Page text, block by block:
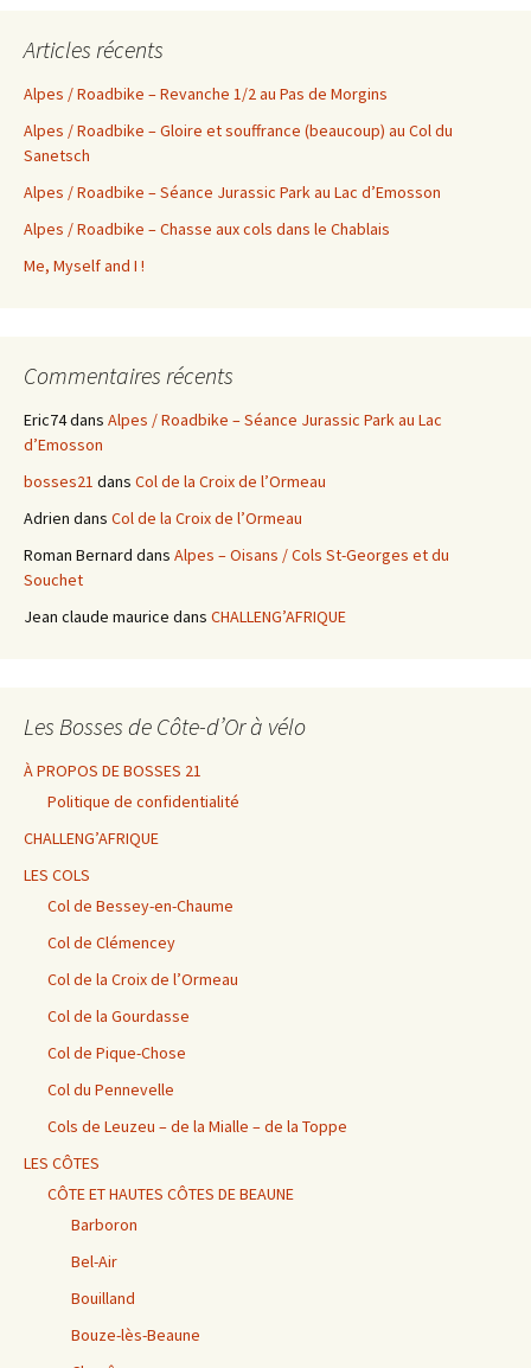
Articles récents
Alpes / Roadbike – Revanche 1/2 au Pas de Morgins
Alpes / Roadbike – Gloire et souffrance (beaucoup) au Col du
Sanetsch
Alpes / Roadbike – Séance Jurassic Park au Lac d’Emosson
Alpes / Roadbike – Chasse aux cols dans le Chablais
Me, Myself and I !
Commentaires récents
Eric74dans Alpes / Roadbike – Séance Jurassic Park au Lac
d’Emosson
bosses21 dans Col de la Croix de l’Ormeau
Adrien dans Col de la Croix de l’Ormeau
Roman Bernard dans Alpes – Oisans / Cols St-Georges et du
Souchet
Jean claude maurice dans CHALLENG’AFRIQUE
Les Bosses de Côte-d’Or à vélo
À PROPOS DE BOSSES 21
Politique de confidentialité
CHALLENG’AFRIQUE
LES COLS
Col de Bessey-en-Chaume
Col de Clémencey
Col de la Croix de l’Ormeau
Col de la Gourdasse
Col de Pique-Chose
Col du Pennevelle
Cols de Leuzeu – de la Mialle – de la Toppe
LES CÔTES
CÔTE ET HAUTES CÔTES DE BEAUNE
Barboron
Bel-Air
Bouilland
Bouze-lès-Beaune